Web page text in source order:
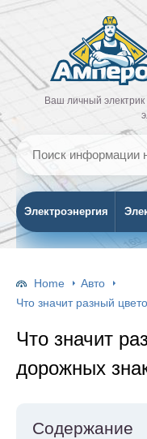
Ваш личный
Электроэнергия
Home
Авто
Что значит разный
Что значит
дорожных
Содержание